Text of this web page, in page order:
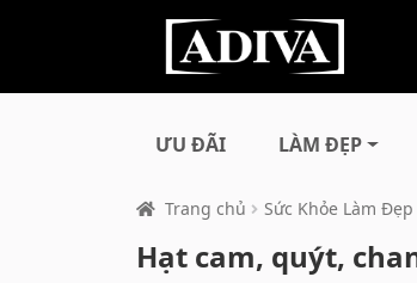
ƯU ĐÃI LÀM ĐẸP
Trang chủ Sức Khỏe Làm Đẹp
Hạt cam, quýt,